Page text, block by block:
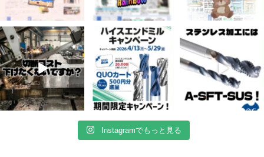
4月 20
10 0
4月 16
10 0
4月 13
Instagramでもっと見る